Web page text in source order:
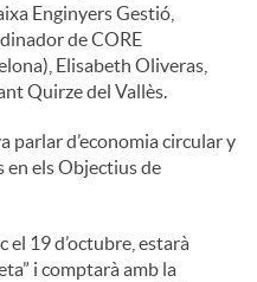
Enginyers Gestió,
de CORE
Elisabeth Oliveras,
Quirze del Vallès.
parlar d’economia circular y
en els Objectius de
el 19 d’octubre, estarà
i comptarà amb la